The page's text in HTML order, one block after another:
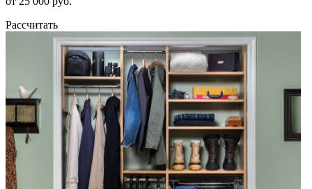
Рассчитать